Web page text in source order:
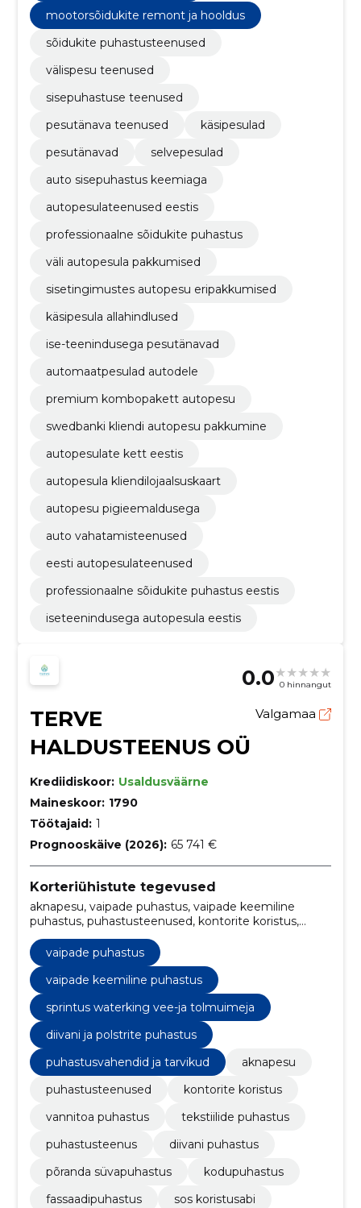
mootorsõidukite remont ja hooldus
sõidukite puhastusteenused
välispesu teenused
sisepuhastuse teenused
pesutänava teenused
käsipesulad
pesutänavad
selvepesulad
auto sisepuhastus keemiaga
autopesulateenused eestis
professionaalne sõidukite puhastus
väli autopesula pakkumised
sisetingimustes autopesu eripakkumised
käsipesula allahindlused
ise-teenindusega pesutänavad
automaatpesulad autodele
premium kombopakett autopesu
swedbanki kliendi autopesu pakkumine
autopesulate kett eestis
autopesula kliendilojaalsuskaart
autopesu pigieemaldusega
auto vahatamisteenused
eesti autopesulateenused
professionaalne sõidukite puhastus eestis
iseteenindusega autopesula eestis
0.0 0 hinnangut
TERVE
HALDUSTEENUS OÜ
Valgamaa
Krediidiskoor: Usaldusväärne
Maineskoor: 1790
Töötajaid: 1
Prognooskäive (2026): 65 741 €
Korteriühistute tegevused
aknapesu, vaipade puhastus, vaipade keemiline
puhastus, puhastusteenused, kontorite koristus,
vannitoa puhastus, tekstiilide puhastus,
puhastusteenus, diivani puhastus, põranda
süvapuhastus
vaipade puhastus
vaipade keemiline puhastus
sprintus waterking vee-ja tolmuimeja
diivani ja polstrite puhastus
puhastusvahendid ja tarvikud
aknapesu
puhastusteenused
kontorite koristus
vannitoa puhastus
tekstiilide puhastus
puhastusteenus
diivani puhastus
põranda süvapuhastus
kodupuhastus
fassaadipuhastus
sos koristusabi